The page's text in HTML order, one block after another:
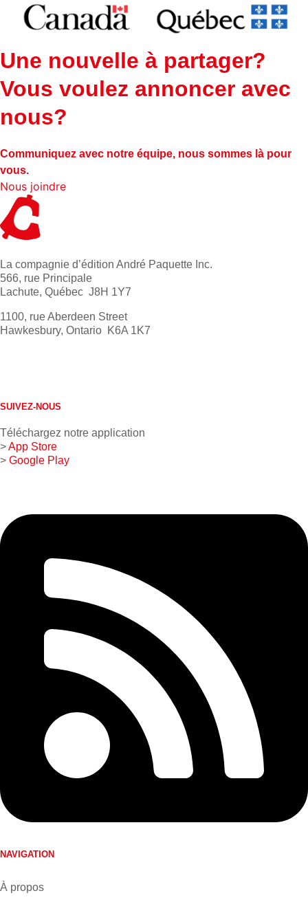
Une nouvelle à partager?
Vous voulez annoncer avec
nous?
Communiquez avec notre équipe, nous sommes là pour
vous.
Nous joindre
La compagnie d’édition André Paquette Inc.
566, rue Principale
Lachute, Québec J8H 1Y7
1100, rue Aberdeen Street
Hawkesbury, Ontario K6A 1K7
SUIVEZ-NOUS
Téléchargez notre application
>App Store
> Google Play
NAVIGATION
À propos